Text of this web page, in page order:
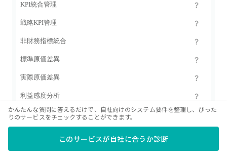
KPI統合管理
戦略KPI管理
非財務指標統合
標準原価差異
実際原価差異
利益感度分析
損益分岐点分析
単価連動シミュレーション
かんたんな質問に答えるだけで、自社向けのシステム要件を整理し、ぴった
りのサービスをチェックすることができます。
このサービスが自社に合うか診断